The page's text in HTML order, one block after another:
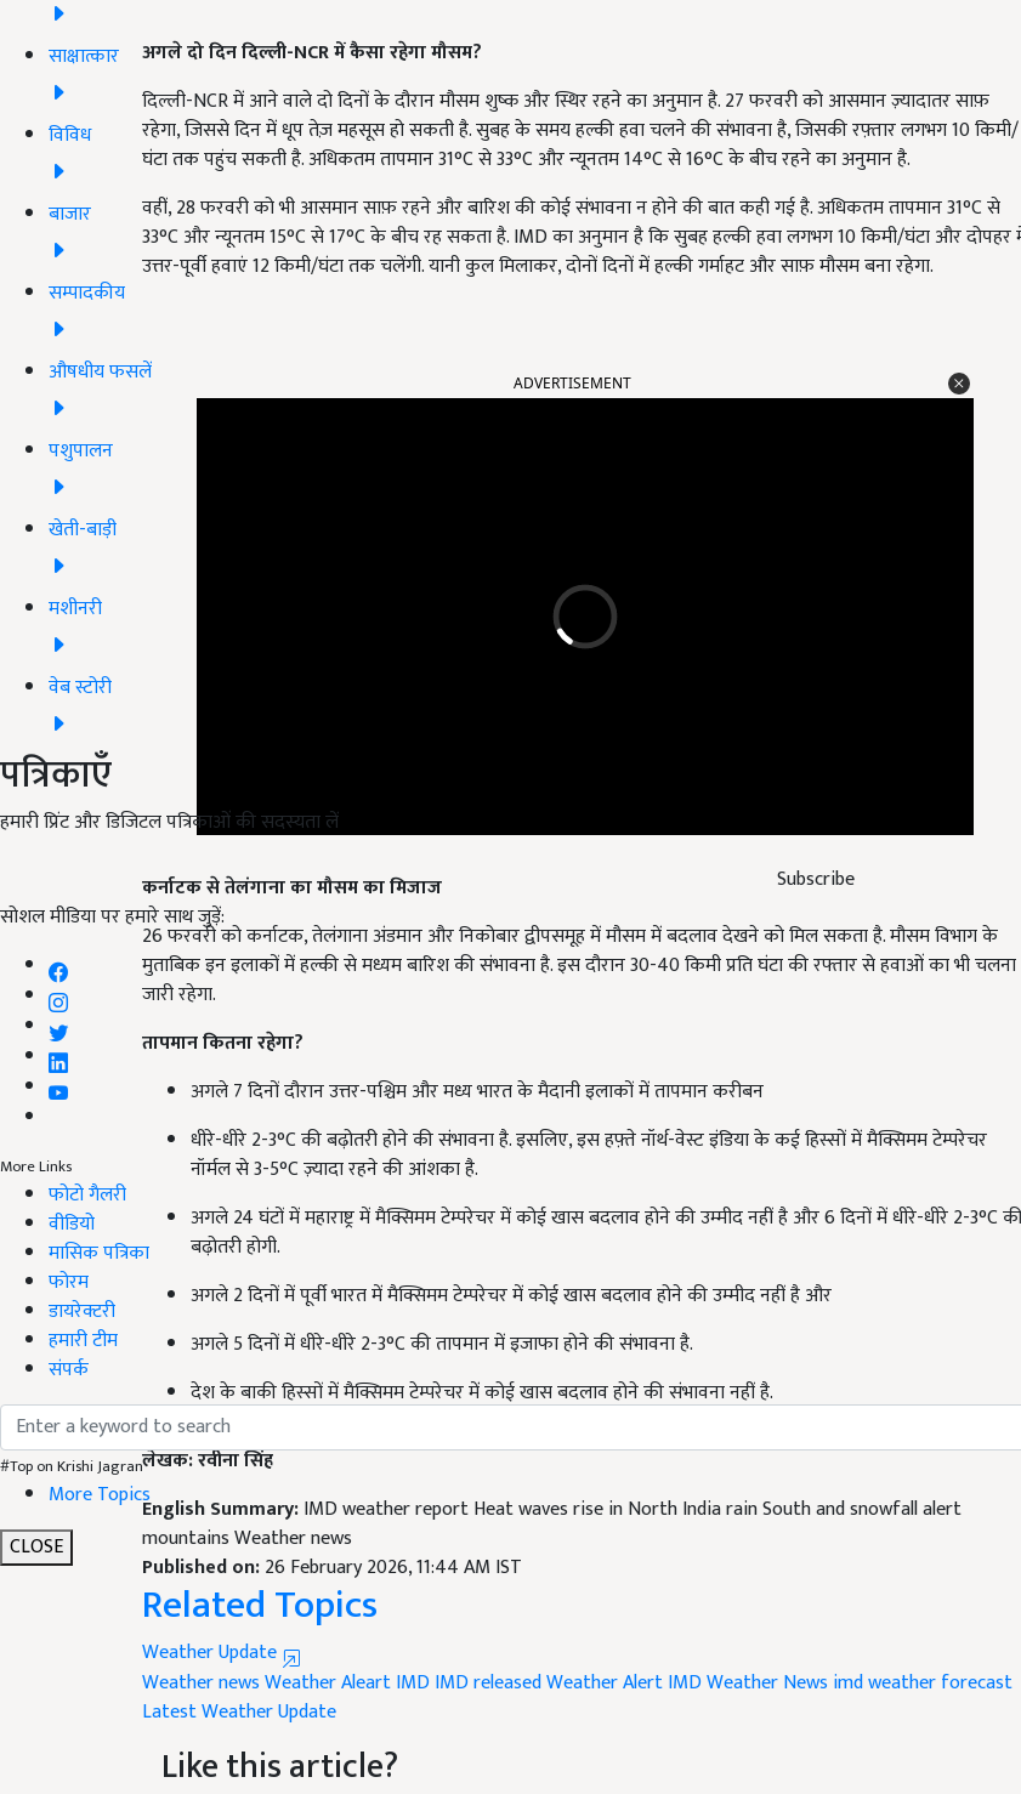
साक्षात्कार
विविध
बाजार
सम्पादकीय
औषधीय फसलें
पशुपालन
खेती-बाड़ी
मशीनरी
वेब स्टोरी
पत्रिकाएँ
हमारी प्रिंट और डिजिटल पत्रिकाओं की सदस्यता लें
Subscribe
सोशल मीडिया पर हमारे साथ जुड़ें:
More Links
फोटो गैलरी
वीडियो
मासिक पत्रिका
फोरम
डायरेक्टरी
हमारी टीम
संपर्क
#Top on Krishi Jagran
More Topics
CLOSE
अगले दो दिन दिल्ली-NCRमें कैसा रहेगा मौसम?
दिल्ली-NCR में आने वाले दो दिनों के दौरान मौसम शुष्क और स्थिर रहने का अनुमान है. 27 फरवरी को आसमान ज़्यादातर साफ़
रहेगा, जिससे दिन में धूप तेज़ महसूस हो सकती है. सुबह के समय हल्की हवा चलने की संभावना है, जिसकी रफ़्तार लगभग 10 किमी/
घंटा तक पहुंच सकती है. अधिकतम तापमान 31°C से 33°C और न्यूनतम 14°C से 16°C के बीच रहने का अनुमान है.
वहीं, 28 फरवरी को भी आसमान साफ़ रहने और बारिश की कोई संभावना न होने की बात कही गई है. अधिकतम तापमान 31°C से
33°C और न्यूनतम 15°C से 17°C के बीच रह सकता है. IMD का अनुमान है कि सुबह हल्की हवा लगभग 10 किमी/घंटा और दोपहर
उत्तर-पूर्वी हवाएं 12 किमी/घंटा तक चलेंगी. यानी कुल मिलाकर, दोनों दिनों में हल्की गर्माहट और साफ़ मौसम बना रहेगा.
26 फरवरी को कर्नाटक, तेलंगाना अंडमान और निकोबार द्वीपसमूह में मौसम में बदलाव देखने को मिल सकता है. मौसम विभाग के
मुताबिक इन इलाकों में हल्की से मध्यम बारिश की संभावना है. इस दौरान 30-40 किमी प्रति घंटा की रफ्तार से हवाओं का भी चलना
जारी रहेगा.
नॉर्मल से 3-5°C ज़्यादा रहने की आंशका है.
बढ़ोतरी होगी.
अगले 2 दिनों में पूर्वी भारत में मैक्सिमम टेम्परेचर में कोई खास बदलाव होने की उम्मीद नहीं है और
अगले 5 दिनों में धीरे-धीरे 2-3°C की तापमान में इजाफा होने की संभावना है.
लेखक: रवीना सिंह
mountains Weather news
Published on:26 February 2026, 11:44 AM IST
Related Topics
Weather Update
Weather newsWeather Aleart
Latest Weather Update
Like this article?
Hey! I amKJ Staff. Did you liked this article and have suggestions to improve this article?